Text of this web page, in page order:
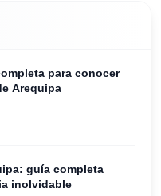
para conocer
Arequipa
guía completa
inolvidable